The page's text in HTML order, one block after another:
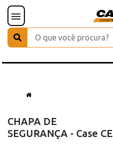
CHAPA DE
SEGURANÇA - Case CE